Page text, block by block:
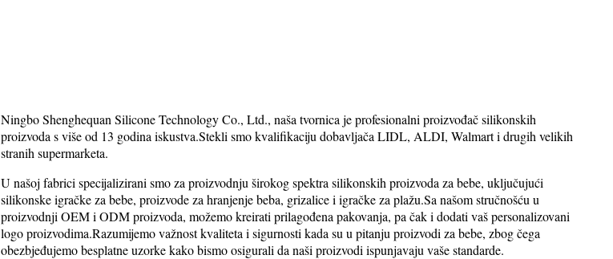
Ningbo Shenghequan Silicone Technology Co., Ltd., naša tvornica je profesionalni proizvođač silikonskih
proizvoda s više od 13 godina iskustva.Stekli smo kvalifikaciju dobavljača LIDL, ALDI, Walmart i drugih velikih
stranih supermarketa.
U našoj fabrici specijalizirani smo za proizvodnju širokog spektra silikonskih proizvoda za bebe, uključujući
silikonske igračke za bebe, proizvode za hranjenje beba, grizalice i igračke za plažu.Sa našom stručnošću u
proizvodnji OEM i ODM proizvoda, možemo kreirati prilagođena pakovanja, pa čak i dodati vaš personalizovani
logo proizvodima.Razumijemo važnost kvaliteta i sigurnosti kada su u pitanju proizvodi za bebe, zbog čega
obezbjeđujemo besplatne uzorke kako bismo osigurali da naši proizvodi ispunjavaju vaše standarde.